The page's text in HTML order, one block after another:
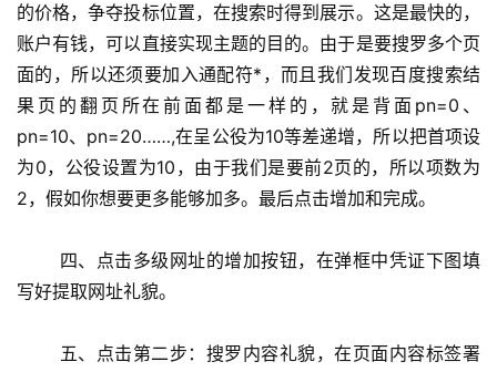
的价格，争夺投标位置，在搜索时得到展示。这是最快的，
账户有钱，可以直接实现主题的目的。由于是要搜罗多个页
面的，所以还须要加入通配符*，而且我们发现百度搜索结
果页的翻页所在前面都是一样的，就是背面pn=0、
pn=10、pn=20……,在呈公役为10等差递增，所以把首项设
为0，公役设置为10，由于我们是要前2页的，所以项数为
2，假如你想要更多能够加多。最后点击增加和完成。
写好提取网址礼貌。